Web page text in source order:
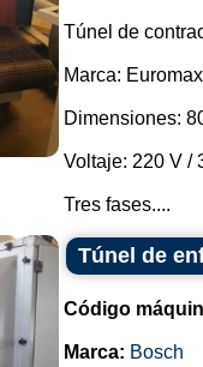
Túnel de
Marca:
Dimensiones:
Voltaje: 220 V /
Tres fases....
Túnel de
Código
Marca: Bosch